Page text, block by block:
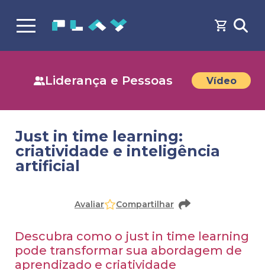
Liderança e Pessoas Vídeo
Just in time learning:
criatividade e inteligência
artificial
Avaliar Compartilhar
Descubra como o just in time learning
pode transformar sua abordagem de
aprendizado e criatividade